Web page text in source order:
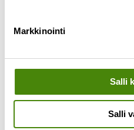
Markkinointi
Salli
Salli
Olemme
Kauppojen